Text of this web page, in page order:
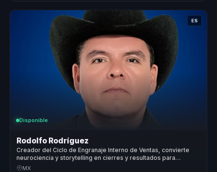
ES
Disponible
Rodolfo Rodríguez
Creador del Ciclo de Engranaje Interno de Ventas, convierte
neurociencia y storytelling en cierres y resultados para
equipos de venta.
MX